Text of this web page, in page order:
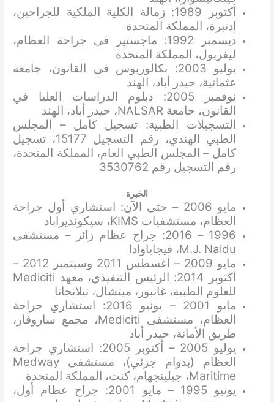
أكتوبر 1989: زمالة الكلية الملكية للجراحين،
إدنبرة، المملكة المتحدة
ديسمبر 1992: ماجستير في جراحة العظام،
ليفربول، المملكة المتحدة
يوليو 2003: بكالوريوس في القانون، جامعة
عثمانية، حيدر أباد، الهند
نوفمبر 2005: دبلوم الدراسات العليا في
القانون، جامعة NALSAR، حيدر أباد، الهند
التسجيلات الطبية: تسجيل كامل – المجلس
الطبي الهندي، رقم التسجيل 15177، تسجيل
كامل – المجلس الطبي العام، المملكة المتحدة،
رقم التسجيل رقم 3530762
الخبرة
مايو 2006 – حتى الآن: استشاري أول جراحة
العظام، مستشفيات KIMS، سيكونديراباد
1996 – 2016: جراح عظام زائر – مستشفى
M.J. Naidu، فيجاياوادا
مايو 2009 – أغسطس 2011 وسبتمبر 2012 –
أكتوبر 2014: الرئيس التنفيذي، معهد Mediciti
للعلوم الطبية، غانبور، ميتشال، تيلانجانا
مايو 2001 – يونيو 2016: استشاري جراحة
العظام، مستشفى Mediciti، مجمع ساروفار،
طريق الأمانة، حيدر أباد
يوليو 2005 – أكتوبر 2005: استشاري جراحة
العظام (بدوام جزئي)، مستشفى Medway
Maritime، جيلينجهام، كنت، المملكة المتحدة
يونيو 1995 – مايو 2001: جراح عظام أول،